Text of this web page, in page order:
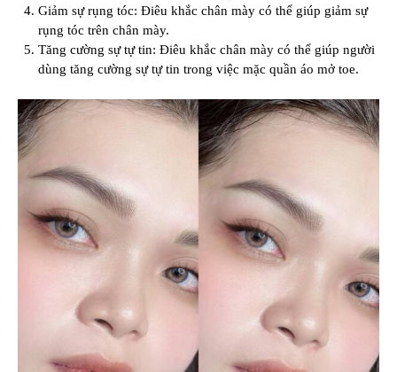
Giảm sự rụng tóc: Điêu khắc chân mày có thể giúp giảm sự
rụng tóc trên chân mày.
Tăng cường sự tự tin: Điêu khắc chân mày có thể giúp người
dùng tăng cường sự tự tin trong việc mặc quần áo mở toe.